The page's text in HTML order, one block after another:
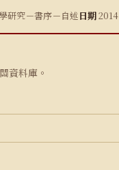
研究－書序－自述日期2014
資料庫。